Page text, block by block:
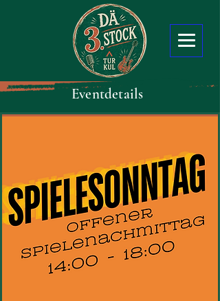
Eventdetails